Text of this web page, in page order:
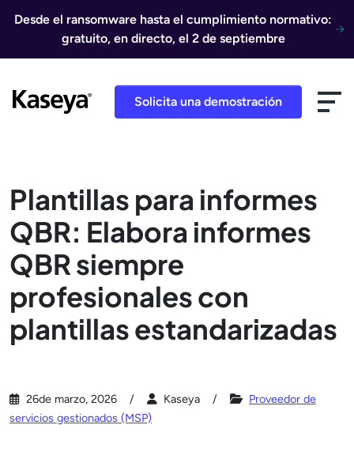
Desde el ransomware hasta el cumplimiento normativo:
gratuito, en directo, el 2 de septiembre
Solicita una demostración
Plantillas para informes
QBR: Elabora informes
QBR siempre
profesionales con
plantillas estandarizadas
26de marzo, 2026 Kaseya
Proveedor de
servicios gestionados (MSP)